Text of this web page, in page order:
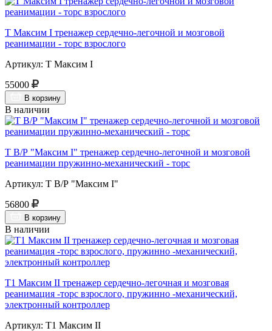
Т Максим I тренажер сердечно-легочной и мозговой
реанимации - торс взрослого
Артикул: Т Максим I
55000
В корзину
В наличии
Т В/Р "Максим I" тренажер сердечно-легочной и мозговой
реанимации пружинно-механический - торс
Артикул: Т В/Р "Максим I"
56800
В корзину
В наличии
Т1 Максим II тренажер сердечно-легочная и мозговая
реанимация -торс взрослого, пружинно -механический,
электронный контроллер
Артикул: Т1 Максим II